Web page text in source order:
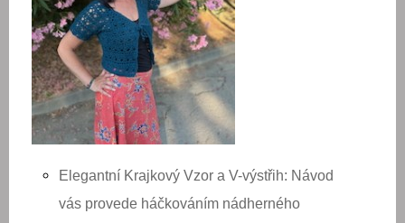
Elegantní Krajkový Vzor a V-výstřih: Návod
vás provede háčkováním nádherného